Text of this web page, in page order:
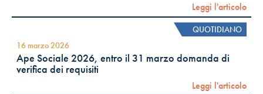
Leggi l'articolo
QUOTIDIANO
16 marzo 2026
Ape Sociale 2026, entro il 31 marzo domanda di
verifica dei requisiti
Leggi l'articolo